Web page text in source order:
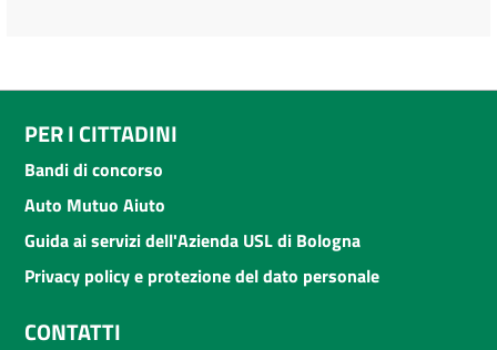
PER I CITTADINI
Bandi di concorso
Auto Mutuo Aiuto
Guida ai servizi dell'Azienda USL di Bologna
Privacy policy e protezione del dato personale
CONTATTI